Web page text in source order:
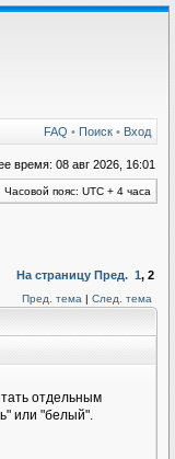
FAQ • Поиск • Вход
время: 08 авг 2026, 16:01
Часовой пояс: UTC + 4 часа
На страницу Пред. 1, 2
Пред. тема | След. тема
отдельным
или "белый".